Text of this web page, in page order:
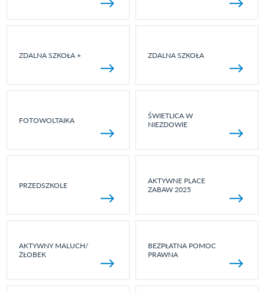
ZDALNA SZKOŁA + ZDALNA SZKOŁA
FOTOWOLTAIKA
ŚWIETLICA W
NIEZDOWIE
PRZEDSZKOLE
AKTYWNE PLACE
ZABAW 2025
AKTYWNY MALUCH/
ŻŁOBEK
BEZPŁATNA POMOC
PRAWNA